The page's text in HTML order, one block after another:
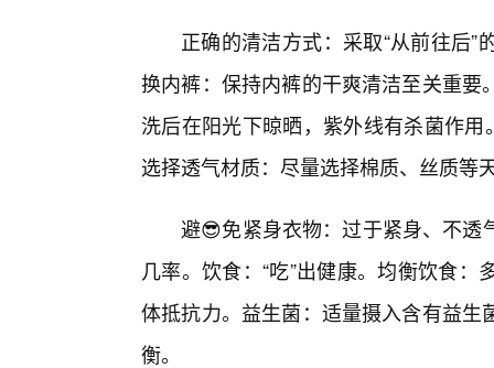
正确的清洁方式：采取“从前往后
换内裤：保持内裤的干爽清洁至关重
洗后在阳光下晾晒，紫外线有杀菌作
选择透气材质：尽量选择棉质、丝质等
避😎免紧身衣物：过于紧身、不透
几率。饮食：“吃”出健康。均衡饮食
体抵抗力。益生菌：适量摄入含有益
衡。